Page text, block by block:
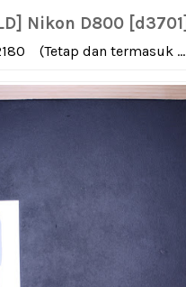
Nikon D800 [d3701]
(Tetap dan termasuk ...